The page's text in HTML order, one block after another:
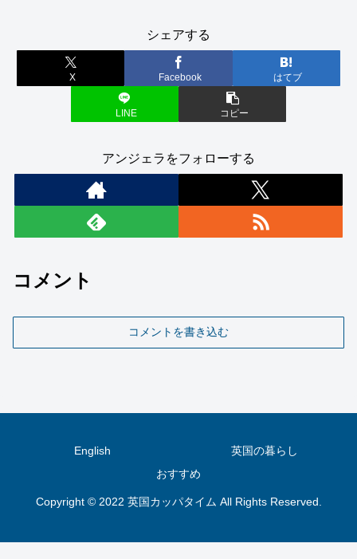
シェアする
X Facebook はてブ
LINE コピー
アンジェラをフォローする
コメント
コメントを書き込む
English
英国の暮らし
おすすめ
Copyright © 2022 英国カッパタイム All Rights Reserved.